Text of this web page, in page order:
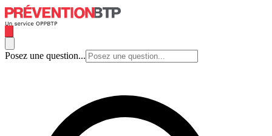
Posez une question...